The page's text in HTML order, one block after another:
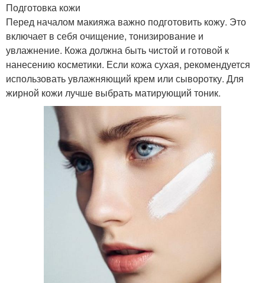
Подготовка кожи
Перед началом макияжа важно подготовить кожу. Это
включает в себя очищение, тонизирование и
увлажнение. Кожа должна быть чистой и готовой к
нанесению косметики. Если кожа сухая, рекомендуется
использовать увлажняющий крем или сыворотку. Для
жирной кожи лучше выбрать матирующий тоник.